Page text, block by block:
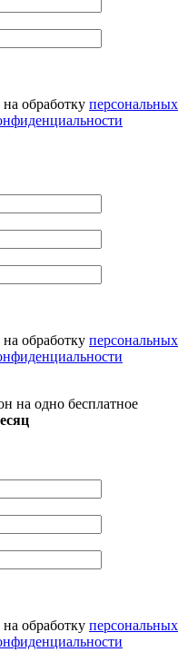
обработку персональных
обработку персональных
на одно бесплатное
обработку персональных